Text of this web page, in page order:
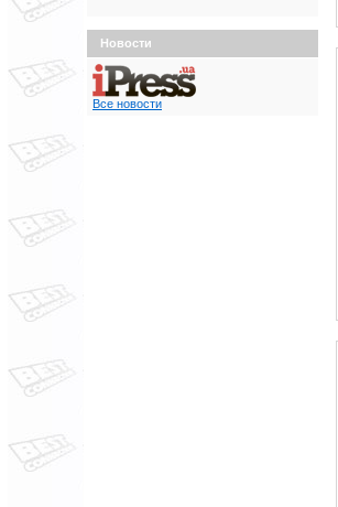
Новости
Все новости